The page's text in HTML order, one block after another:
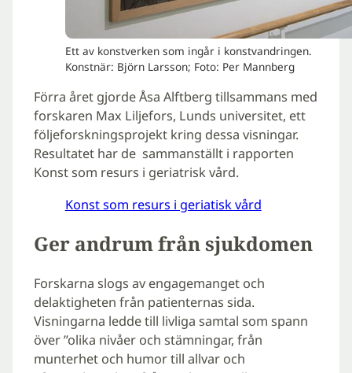
Ett av konstverken som ingår i konstvandringen.
Konstnär: Björn Larsson; Foto: Per Mannberg
Förra året gjorde Åsa Alftberg tillsammans med
forskaren Max Liljefors, Lunds universitet, ett
följe­forskningsprojekt kring dessa visningar.
Resultatet har de sammanställt i rapporten
Konst som resurs i geriatrisk vård.
Konst som resurs i geriatisk vård
Ger andrum från sjukdomen
Forskarna slogs av engagemanget och
delaktigheten från patienternas sida.
Visningarna ledde till livliga samtal som spann
över ”olika nivåer och stämningar, från
munterhet och humor till allvar och